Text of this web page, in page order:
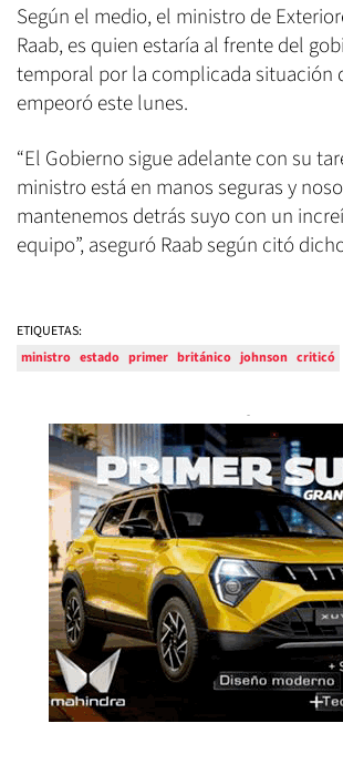
Según el medio, el ministro de
Raab, es quien estaría al frente del
temporal por la complicada situación
empeoró este lunes.
“El Gobierno sigue adelante con su
ministro está en manos seguras y
mantenemos detrás suyo con un
equipo”, aseguró Raab según citó
ETIQUETAS:
ministro estado primer británico johnson criticó